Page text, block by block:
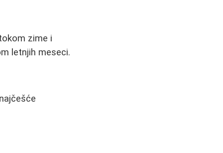
zime i
letnjih meseci.